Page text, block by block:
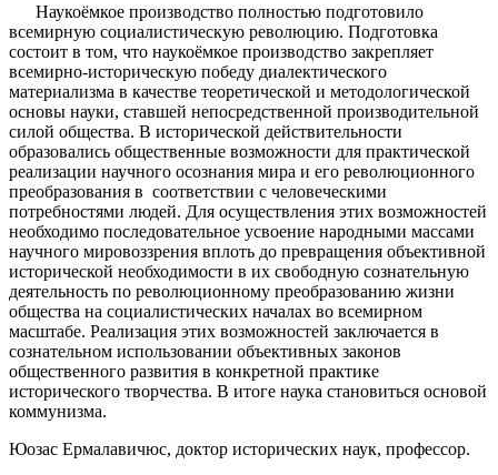
Наукоёмкое производство полностью подготовило
всемирную социалистическую революцию. Подготовка
состоит в том, что наукоёмкое производство закрепляет
всемирно-историческую победу диалектического
материализма в качестве теоретической и методологической
основы науки, ставшей непосредственной производительной
силой общества. В исторической действительности
образовались общественные возможности для практической
реализации научного осознания мира и его революционного
преобразования в соответствии с человеческими
потребностями людей. Для осуществления этих возможностей
необходимо последовательное усвоение народными массами
научного мировоззрения вплоть до превращения объективной
исторической необходимости в их свободную сознательную
деятельность по революционному преобразованию жизни
общества на социалистических началах во всемирном
масштабе. Реализация этих возможностей заключается в
сознательном использовании объективных законов
общественного развития в конкретной практике
исторического творчества. В итоге наука становиться основой
коммунизма.
Юозас Ермалавичюс, доктор исторических наук, профессор.